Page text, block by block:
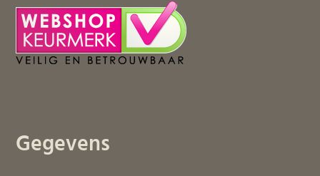
Gegevens